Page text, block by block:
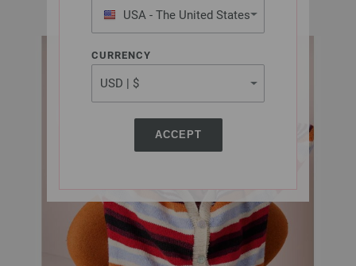
USA - The United States
of America
CURRENCY
ACCEPT